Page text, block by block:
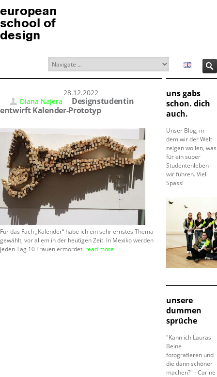
european
school of
design
28.12.2022
Diana Najera
Designstudentin
entwirft Kalender-Prototyp
Für das Fach „Kalender“ habe ich ein sehr ernstes Thema
gewählt, vor allem in der heutigen Zeit. In Mexiko werden
jeden Tag 10 Frauen ermordet. read more
uns gabs
schon. dich
auch.
Unser Blog, in
dem wir der Welt
zeigen wollen, was
für ein super
Studentenleben
wir führen. Viel
Spass!
unsere
dummen
sprüche
"Kann ich Lauras
Beine
fotografieren und
die dann schöner
machen?" - Carine